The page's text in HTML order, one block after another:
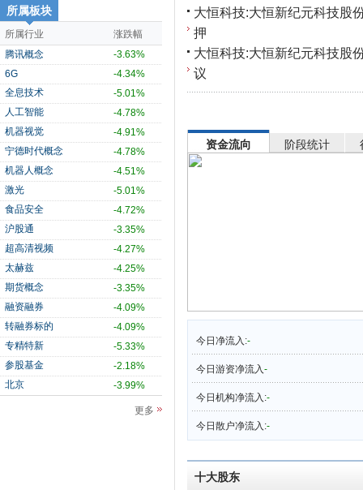
所属板块
所属行业
涨跌幅
腾讯概念
-3.63%
6G
-4.34%
全息技术
-5.01%
人工智能
-4.78%
机器视觉
-4.91%
宁德时代概念
-4.78%
机器人概念
-4.51%
激光
-5.01%
食品安全
-4.72%
沪股通
-3.35%
超高清视频
-4.27%
太赫兹
-4.25%
期货概念
-3.35%
融资融券
-4.09%
转融券标的
-4.09%
专精特新
-5.33%
参股基金
-2.18%
北京
-3.99%
更多
大恒科技:大恒新纪元科技股
押
大恒科技:大恒新纪元科技股
议
资金流向 阶段统计
今日净流入:-
今日游资净流入-
今日机构净流入:-
今日散户净流入:-
十大股东